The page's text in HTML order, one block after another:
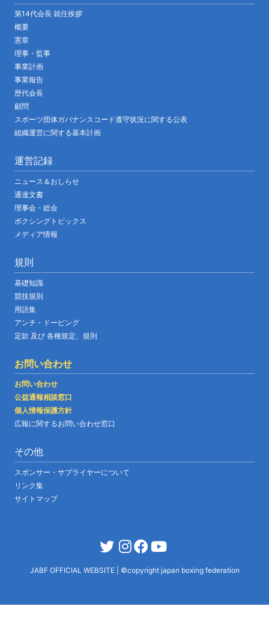
第14代会長 就任挨拶
概要
憲章
理事・監事
事業計画
事業報告
歴代会長
顧問
スポーツ団体ガバナンスコード遵守状況に関する公表
組織運営に関する基本計画
運営記録
ニュース＆おしらせ
通達文書
理事会・総会
ボクシングトピックス
メディア情報
規則
基礎知識
競技規則
用語集
アンチ・ドーピング
定款 及び 各種規定、規則
お問い合わせ
お問い合わせ
公益通報相談窓口
個人情報保護方針
広報に関するお問い合わせ窓口
その他
スポンサー・サプライヤーについて
リンク集
サイトマップ
JABF OFFICIAL WEBSITE ©copyright japan boxing federation